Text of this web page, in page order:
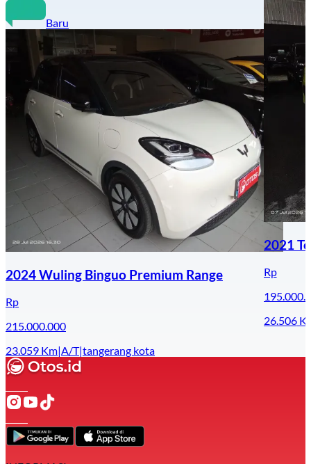
Baru
2024 Wuling Binguo Premium Range
Rp
215.000.000
23.059 Km|A/T|tangerang kota
2021
Rp
26.506